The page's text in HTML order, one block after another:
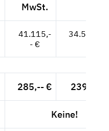
MwSt.
41.115,-
- €
34.550,--
285,-- € 239,50 €
Keine!